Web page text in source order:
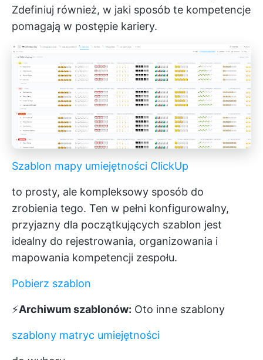
Zdefiniuj również, w jaki sposób te kompetencje
pomagają w postępie kariery.
Szablon mapy umiejętności ClickUp
to prosty, ale kompleksowy sposób do
zrobienia tego. Ten w pełni konfigurowalny,
przyjazny dla początkujących szablon jest
idealny do rejestrowania, organizowania i
mapowania kompetencji zespołu.
Pobierz szablon
⚡️Archiwum szablonów: Oto inne szablony
szablony matryc umiejętności